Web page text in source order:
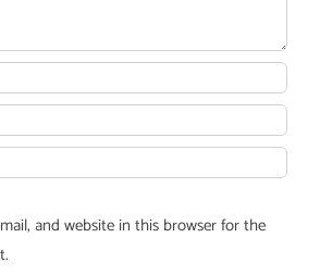
and website in this browser for the